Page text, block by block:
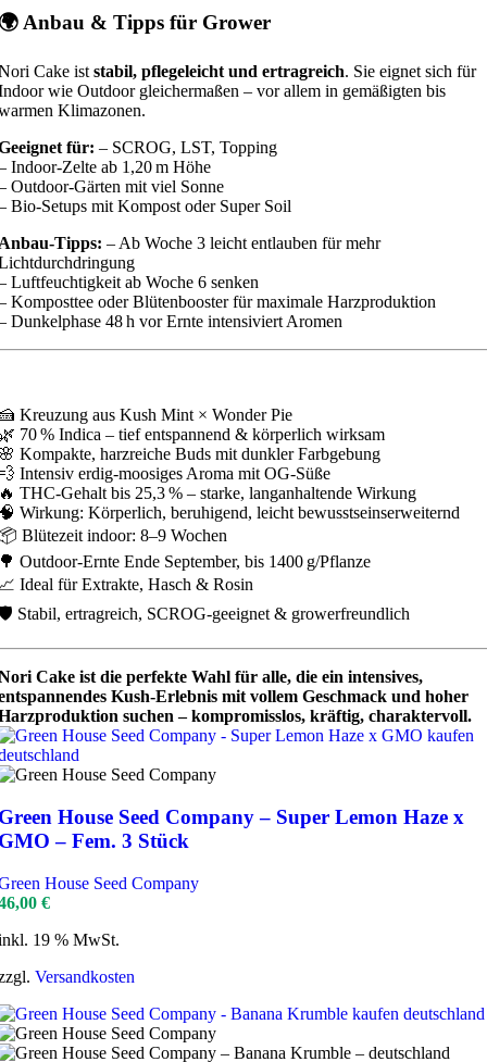
Anbau & Tipps für Grower
Cake iststabil, pflegeleicht und ertragreich. Sie eignet sich für
wie Outdoor gleichermaßen – vor allem in gemäßigten bis
Klimazonen.
für: – SCROG, LST, Topping
Indoor-Zelte ab 1,20 m Höhe
Outdoor-Gärten mit viel Sonne
Bio-Setups mit Kompost oder Super Soil
Tipps: – Ab Woche 3 leicht entlauben für mehr
Luftfeuchtigkeit ab Woche 6 senken
Komposttee oder Blütenbooster für maximale Harzproduktion
Dunkelphase 48 h vor Ernte intensiviert Aromen
Kreuzung aus Kush Mint × Wonder Pie
70 % Indica – tief entspannend & körperlich wirksam
Kompakte, harzreiche Buds mit dunkler Farbgebung
Intensiv erdig-moosiges Aroma mit OG-Süße
THC-Gehalt bis 25,3 % – starke, langanhaltende Wirkung
Wirkung: Körperlich, beruhigend, leicht bewusstseinserweiternd
Blütezeit indoor: 8–9 Wochen
Outdoor-Ernte Ende September, bis 1400 g/Pflanze
Ideal für Extrakte, Hasch & Rosin
Stabil, ertragreich, SCROG-geeignet & growerfreundlich
Cake ist die perfekte Wahl für alle, die ein intensives,
Kush-Erlebnis mit vollem Geschmack und hoher
suchen – kompromisslos, kräftig, charaktervoll.
House Seed Company – Super Lemon Haze x
– Fem. 3 Stück
House Seed Company
€
19 % MwSt.
Versandkosten